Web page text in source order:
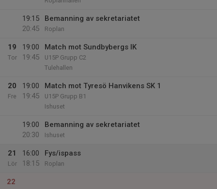
19:15
20:45
Bemanning av sekretariatet
Roplan
19
Tor
19:00
19:45
Match mot Sundbybergs IK
U15P Grupp C2
Tulehallen
20
Fre
19:00
19:45
Match mot Tyresö Hanvikens SK 1
U15P Grupp B1
Ishuset
19:00
20:30
Bemanning av sekretariatet
Ishuset
21
Lör
16:00
18:15
Fys/ispass
Roplan
22